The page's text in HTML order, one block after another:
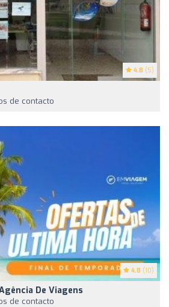
4.8 (5)
de contacto
4.8 (10)
De Viagens
de contacto